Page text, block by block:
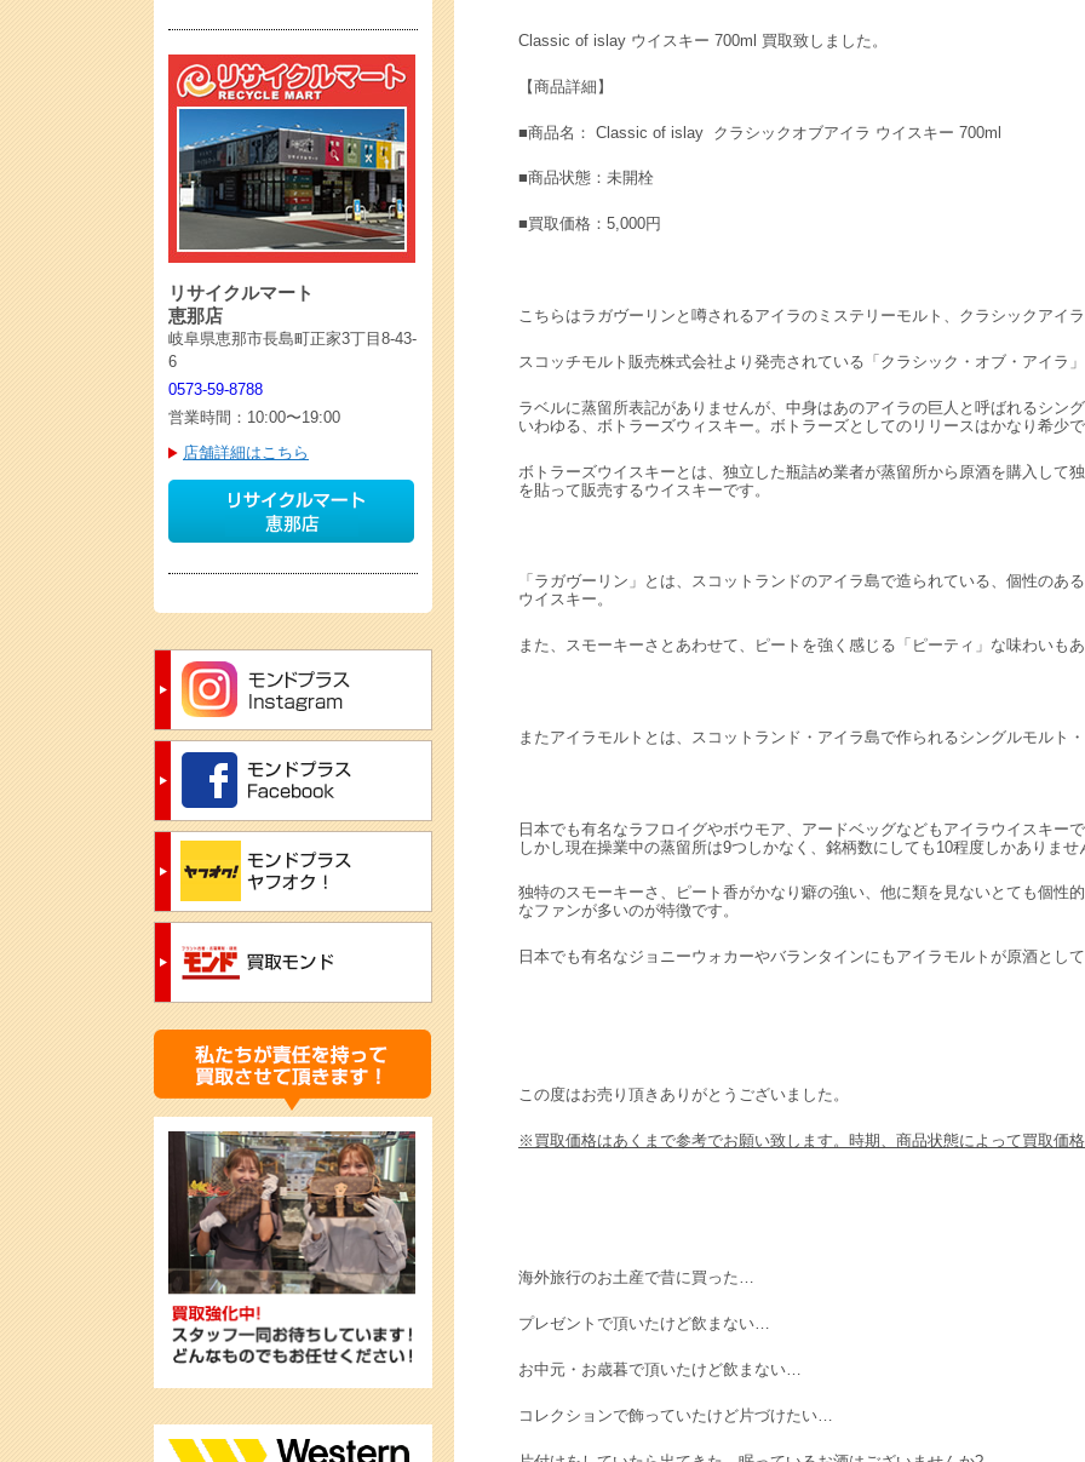
Classic of islay ウイスキー 700ml 買取致しました。
【商品詳細】
■商品名： Classic of islay クラシックオブアイラ ウイスキー 700ml
■商品状態：未開栓
■買取価格：5,000円
こちらはラガヴーリンと噂されるアイラのミステリーモルト、クラシックアイ
スコッチモルト販売株式会社より発売されている「クラシック・オブ・アイラ
ラベルに蒸留所表記がありませんが、中身はあのアイラの巨人と呼ばれるシン
いわゆる、ボトラーズウィスキー。ボトラーズとしてのリリースはかなり希少
ボトラーズウイスキーとは、独立した瓶詰め業者が蒸留所から原酒を購入して
を貼って販売するウイスキーです。
「ラガヴーリン」とは、スコットランドのアイラ島で造られている、個性のあ
ウイスキー。
また、スモーキーさとあわせて、ピートを強く感じる「ピーティ」な味わいも
またアイラモルトとは、スコットランド・アイラ島で作られるシングルモルト
日本でも有名なラフロイグやボウモア、アードベッグなどもアイラウイスキー
しかし現在操業中の蒸留所は9つしかなく、銘柄数にしても10程度しかありませ
独特のスモーキーさ、ピート香がかなり癖の強い、 他に類を見ないとても個性
なファンが多いのが特徴です。
日本でも有名なジョニーウォカーやバランタインにもアイラモルトが原酒とし
この度はお売り頂きありがとうございました。
※買取価格はあくまで参考でお願い致します。時期、商品状態によって買取価
海外旅行のお土産で昔に買った…
プレゼントで頂いたけど飲まない…
お中元・お歳暮で頂いたけど飲まない…
コレクションで飾っていたけど片づけたい…
リサイクルマート
恵那店
岐阜県恵那市長島町正家3丁目8-43-
6
0573-59-8788
営業時間：10:00〜19:00
店舗詳細はこちら